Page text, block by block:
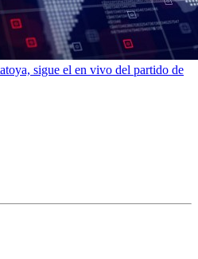
sigue el en vivo del partido de